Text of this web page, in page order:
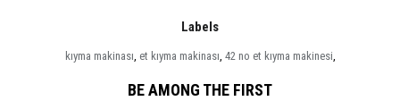
Labels
kıyma makinası, et kıyma makinası, 42 no et kıyma makinesi,
BE AMONG THE FIRST